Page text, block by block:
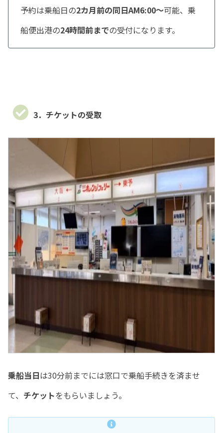
予約は乗船日の2カ月前の同日AM6:00～可能、乗
船便出港の24時間前までの受付になります。
3．チケットの受取
乗船当日は30分前までには窓口で乗船手続きを済ませ
て、 チケットをもらいましょう。